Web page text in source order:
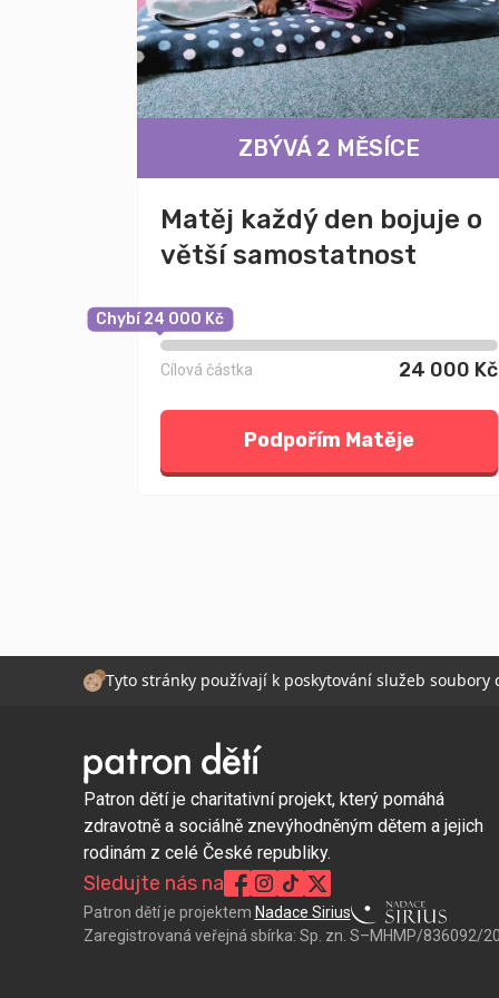
ZBÝVÁ 2 MĚSÍCE
Matěj každý den bojuje o
větší samostatnost
Chybí 24 000 Kč
Cílová částka 24 000 Kč
Podpořím Matěje
Tyto stránky používají k poskytování služeb
Patron dětí je charitativní projekt, který pomáhá
zdravotně a sociálně znevýhodněným dětem a jejich
rodinám z celé České republiky.
Sledujte nás na
Patron dětí je projektem Nadace Sirius
Zaregistrovaná veřejná sbírka: Sp. zn. S–MHMP/836092/